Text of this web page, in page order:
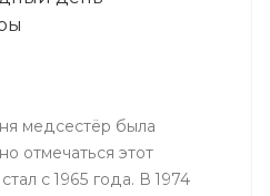
медсестёр была
отмечаться этот
с 1965 года. В 1974